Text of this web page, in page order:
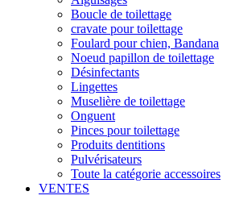
Boucle de toilettage
cravate pour toilettage
Foulard pour chien, Bandana
Noeud papillon de toilettage
Désinfectants
Lingettes
Muselière de toilettage
Onguent
Pinces pour toilettage
Produits dentitions
Pulvérisateurs
Toute la catégorie accessoires
VENTES